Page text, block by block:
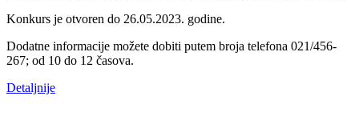
Konkurs je otvoren do 26.05.2023. godine.
Dodatne informacije možete dobiti putem broja telefona 021/456-
267; od 10 do 12 časova.
Detaljnije